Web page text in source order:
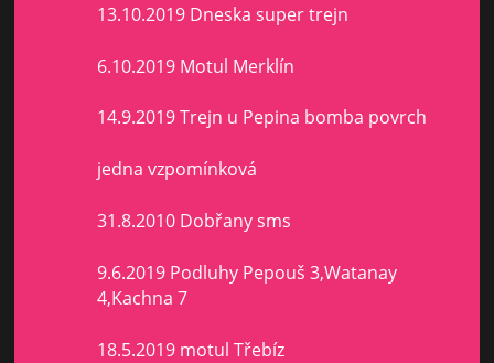
13.10.2019 Dneska super trejn
6.10.2019 Motul Merklín
14.9.2019 Trejn u Pepina bomba povrch
jedna vzpomínková
31.8.2010 Dobřany sms
9.6.2019 Podluhy Pepouš 3,Watanay
4,Kachna 7
18.5.2019 motul Třebíz